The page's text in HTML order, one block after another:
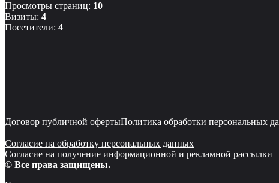
Просмотры страниц: 10
Визиты: 4
Посетители: 4
Договор публичной офертыПолитика обработки персональных
Согласие на обработку персональных данных
Согласие на получение информационной и рекламной рассылки
© Все права защищены.